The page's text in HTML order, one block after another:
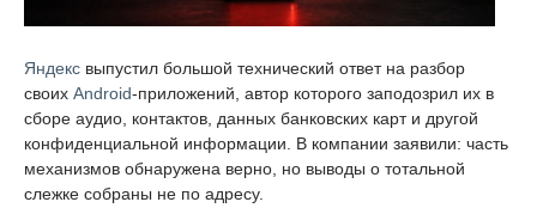
Яндекс выпустил большой технический ответ на разбор
своих Android-приложений, автор которого заподозрил их в
сборе аудио, контактов, данных банковских карт и другой
конфиденциальной информации. В компании заявили: часть
механизмов обнаружена верно, но выводы о тотальной
слежке собраны не по адресу.